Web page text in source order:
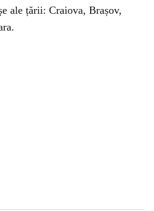
ale țării: Craiova, Brașov,